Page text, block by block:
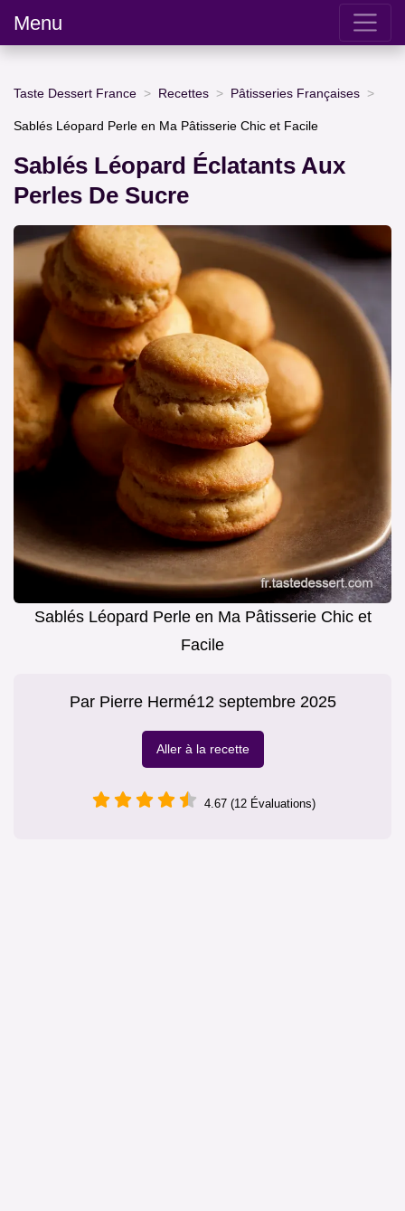
Menu
Taste Dessert France Recettes Pâtisseries Françaises
Sablés Léopard Perle en Ma Pâtisserie Chic et Facile
Sablés Léopard Éclatants Aux
Perles De Sucre
Sablés Léopard Perle en Ma Pâtisserie Chic et
Facile
Par Pierre Hermé12 septembre 2025
Aller à la recette
4.67 (12 Évaluations)